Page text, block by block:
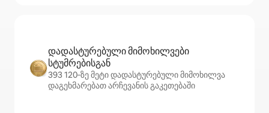
დადასტურებული მიმოხილვები
სტუმრებისგან
393 120‑ზე მეტი დადასტურებული მიმოხილვა
დაგეხმარებათ არჩევანის გაკეთებაში